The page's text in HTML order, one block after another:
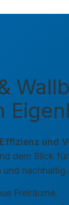
und
dem Blick
nachhaltig.
Freiräume.